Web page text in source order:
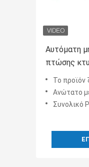
Αυτόματη
πτώσης
1700mm
Το προϊόν
Ανώτατο
Συνολικό